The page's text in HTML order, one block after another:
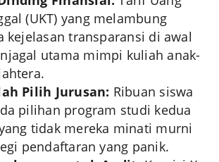
(UKT) yang melambung
kejelasan transparansi di awal
utama mimpi kuliah anak-
Pilih Jurusan: Ribuan siswa
pilihan program studi kedua
tidak mereka minati murni
pendaftaran yang panik.